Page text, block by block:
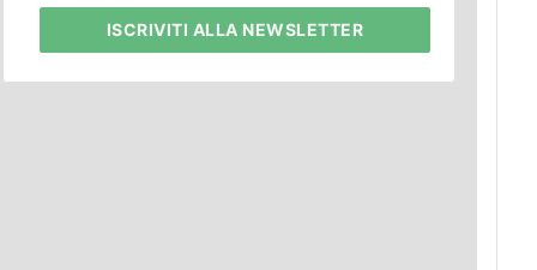
ISCRIVITI ALLA NEWSLETTER